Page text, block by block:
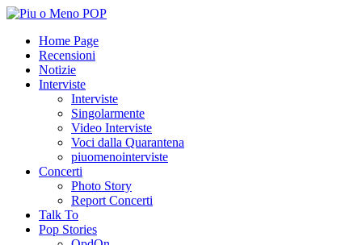
Home Page
Recensioni
Notizie
Interviste
Interviste
Singolarmente
Video Interviste
Voci dalla Quarantena
piuomenointerviste
Concerti
Photo Story
Report Concerti
Talk To
Pop Stories